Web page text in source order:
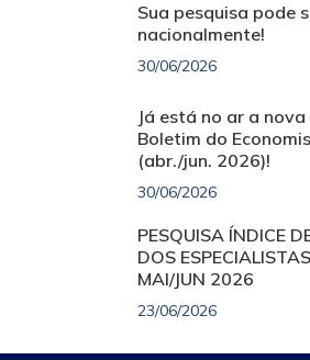
Sua pesquisa pode
nacionalmente!
30/06/2026
Já está no ar a
Boletim do
(abr./jun. 2026)!
30/06/2026
PESQUISA ÍNDICE
DOS
MAI/JUN 2026
23/06/2026